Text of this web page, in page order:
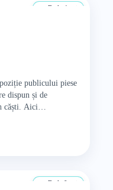
De la 4 ani
publicului piese
dispun și de
căști. Aici…
De la 0 ani